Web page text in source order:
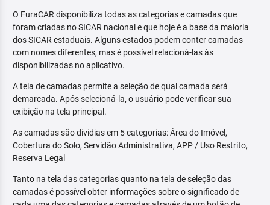
O FuraCAR disponibiliza todas as categorias e camadas que
foram criadas no SICAR nacional e que hoje é a base da maioria
dos SICAR estaduais. Alguns estados podem conter camadas
com nomes diferentes, mas é possível relacioná-las às
disponibilizadas no aplicativo.
A tela de camadas permite a seleção de qual camada será
demarcada. Após selecioná-la, o usuário pode verificar sua
exibição na tela principal.
As camadas são dividias em 5 categorias: Área do Imóvel,
Cobertura do Solo, Servidão Administrativa, APP / Uso Restrito,
Reserva Legal
Tanto na tela das categorias quanto na tela de seleção das
camadas é possível obter informações sobre o significado de